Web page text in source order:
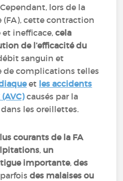
lors de la
cette contraction
et inefficace,cela
de l’efficacité du
sanguin et
de complications telles
et les accidents
causés par la
les oreillettes.
courants de la FA
, un
importante,des
des malaises ou